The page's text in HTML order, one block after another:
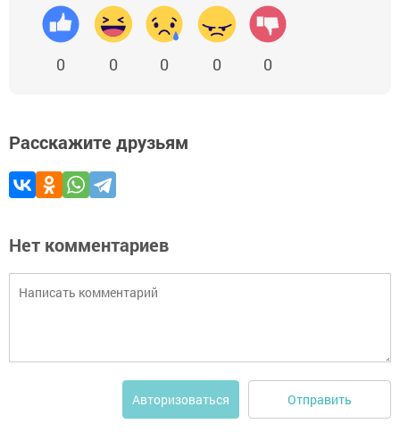
0 0 0 0 0
Расскажите друзьям
Нет комментариев
Авторизоваться Отправить